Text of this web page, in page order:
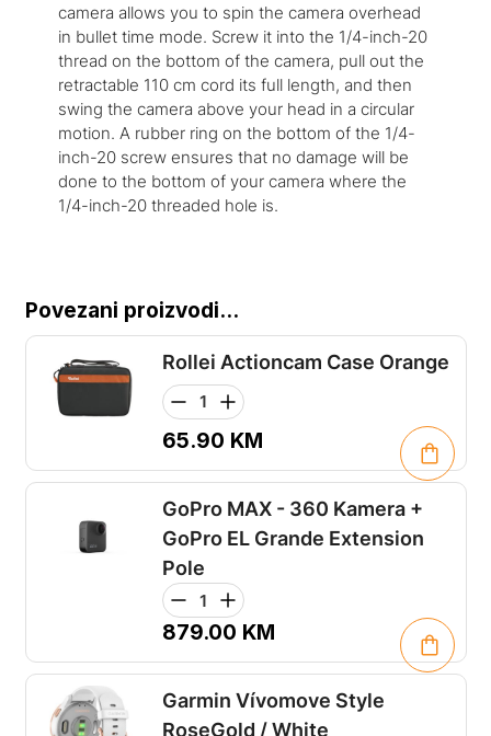
camera allows you to spin the camera overhead
in bullet time mode. Screw it into the 1/4-inch-20
thread on the bottom of the camera, pull out the
retractable 110 cm cord its full length, and then
swing the camera above your head in a circular
motion. A rubber ring on the bottom of the 1/4-
inch-20 screw ensures that no damage will be
done to the bottom of your camera where the
1/4-inch-20 threaded hole is.
Povezani proizvodi...
Rollei Actioncam Case Orange
65.90 KM
GoPro MAX - 360 Kamera +
GoPro EL Grande Extension
Pole
879.00 KM
Garmin Vívomove Style
RoseGold / White